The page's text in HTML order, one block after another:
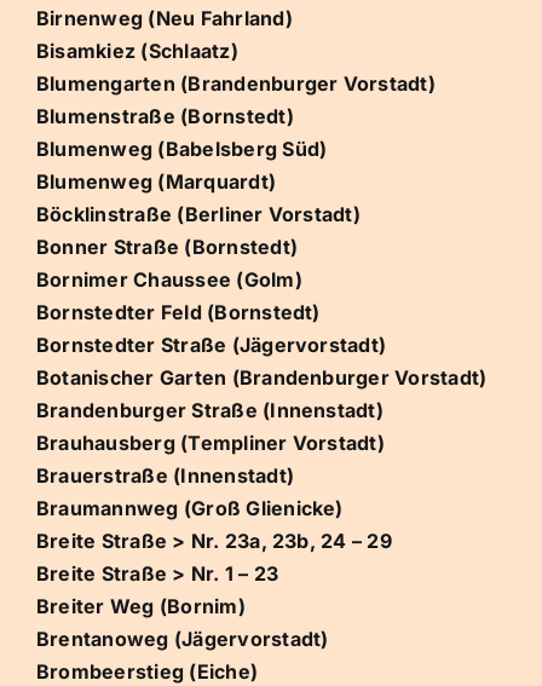
Birnenweg (Neu Fahrland)
Bisamkiez (Schlaatz)
Blumengarten (Brandenburger Vorstadt)
Blumenstraße (Bornstedt)
Blumenweg (Babelsberg Süd)
Blumenweg (Marquardt)
Böcklinstraße (Berliner Vorstadt)
Bonner Straße (Bornstedt)
Bornimer Chaussee (Golm)
Bornstedter Feld (Bornstedt)
Bornstedter Straße (Jägervorstadt)
Botanischer Garten (Brandenburger Vorstadt)
Brandenburger Straße (Innenstadt)
Brauhausberg (Templiner Vorstadt)
Brauerstraße (Innenstadt)
Braumannweg (Groß Glienicke)
Breite Straße > Nr. 23a, 23b, 24 – 29
Breite Straße > Nr. 1 – 23
Breiter Weg (Bornim)
Brentanoweg (Jägervorstadt)
Brombeerstieg (Eiche)